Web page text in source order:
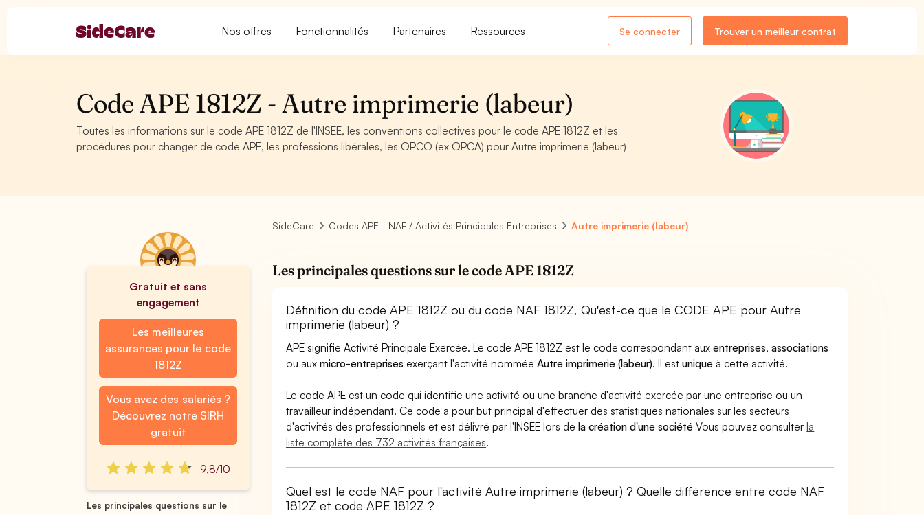
Nos offres Fonctionnalités Partenaires Ressources Se connecter Trouver un meilleur contrat
Code APE 1812Z - Autre imprimerie (labeur)
Toutes les informations sur le code APE 1812Z de l'INSEE, les conventions collectives pour le code APE 1812Z et les
procédures pour changer de code APE, les professions libérales, les OPCO (ex OPCA) pour Autre imprimerie (labeur)
Gratuit et sans
engagement
Les meilleures
assurances pour le code
1812Z
Vous avez des salariés ?
Découvrez notre SIRH
gratuit
9,8/10
Les principales questions sur le
SideCare Codes APE - NAF / Activités Principales Entreprises Autre imprimerie (labeur)
Les principales questions sur le code APE 1812Z
Définition du code APE 1812Z ou du code NAF 1812Z, Qu'est-ce que le CODE APE pour Autre
imprimerie (labeur) ?
APE signifie Activité Principale Exercée. Le code APE 1812Z est le code correspondant auxentreprises,associations
ou auxmicro-entreprises exerçant l'activité nomméeAutre imprimerie (labeur). Il estunique à cette activité.
Le code APE est un code qui identifie une activité ou une branche d'activité exercée par une entreprise ou un
travailleur indépendant. Ce code a pour but principal d'effectuer des statistiques nationales sur les secteurs
d'activités des professionnels et est délivré par l'INSEE lors dela création d'une société Vous pouvez consulterla
liste complète des 732 activités françaises.
Quel est le code NAF pour l'activité Autre imprimerie (labeur) ? Quelle différence entre code NAF
1812Z et code APE 1812Z ?